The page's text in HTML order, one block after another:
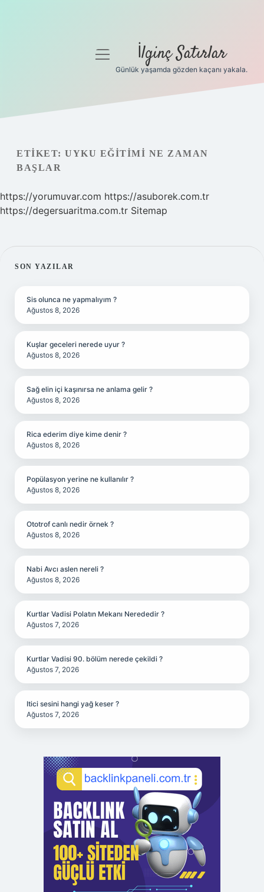
Gizlilik Politikası
Hakkımızda
menüyü
İlginç Satırlar
Günlük yaşamda gözden kaçanı yakala.
ETIKET: UYKU EĞITIMI NE ZAMAN
BAŞLAR
https://yorumuvar.com https://asuborek.com.tr
https://degersuaritma.com.tr Sitemap
SIDEBAR
SON YAZILAR
Sis olunca ne yapmalıyım ?
Ağustos 8, 2026
Kuşlar geceleri nerede uyur ?
Ağustos 8, 2026
Sağ elin içi kaşınırsa ne anlama gelir ?
Ağustos 8, 2026
Rica ederim diye kime denir ?
Ağustos 8, 2026
Popülasyon yerine ne kullanılır ?
Ağustos 8, 2026
Ototrof canlı nedir örnek ?
Ağustos 8, 2026
Nabi Avcı aslen nereli ?
Ağustos 8, 2026
Kurtlar Vadisi Polatın Mekanı Nerededir ?
Ağustos 7, 2026
Kurtlar Vadisi 90. bölüm nerede çekildi ?
Ağustos 7, 2026
Itici sesini hangi yağ keser ?
Ağustos 7, 2026